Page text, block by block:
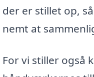
der er stillet op,
nemt at
For vi stiller også